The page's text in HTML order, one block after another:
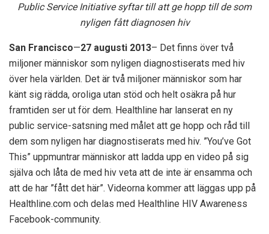
Public Service Initiative syftar till att ge hopp till de som
nyligen fått diagnosen hiv
San Francisco—27 augusti 2013– Det finns över två
miljoner människor som nyligen diagnostiserats med hiv
över hela världen. Det är två miljoner människor som har
känt sig rädda, oroliga utan stöd och helt osäkra på hur
framtiden ser ut för dem. Healthline har lanserat en ny
public service-satsning med målet att ge hopp och råd till
dem som nyligen har diagnostiserats med hiv. ”You’ve Got
This” uppmuntrar människor att ladda upp en video på sig
själva och låta de med hiv veta att de inte är ensamma och
att de har ”fått det här”. Videorna kommer att läggas upp på
Healthline.com och delas med Healthline HIV Awareness
Facebook-community.